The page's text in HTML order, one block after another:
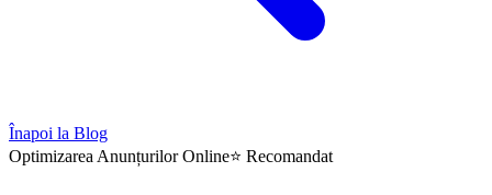
Înapoi la Blog
Optimizarea Anunțurilor Online⭐ Recomandat